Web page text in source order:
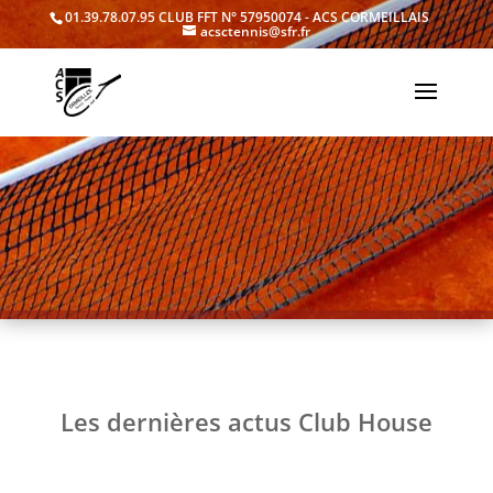
01.39.78.07.95CLUB FFT N° 57950074 - ACS CORMEILLAIS
acsctennis@sfr.fr
Les dernières actus Club House